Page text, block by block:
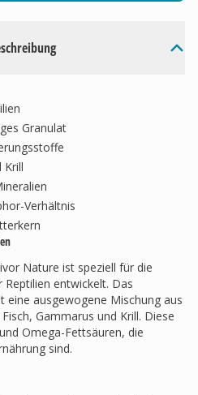
Granulat
Krill
Verhältnis
Nature ist speziell für die
entwickelt. Das
eine ausgewogene Mischung aus
Gammarus und Krill. Diese
Omega-Fettsäuren, die
sind.